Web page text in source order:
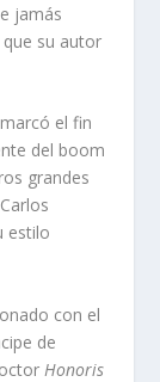
jamás
su autor
el fin
del boom
grandes
estilo
con el
de
Honoris